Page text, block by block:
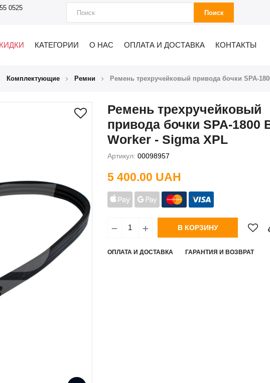
0525
Поиск
КАТЕГОРИИ О НАС ОПЛАТА И ДОСТАВКА КОНТАКТЫ
Комплектующие Ремни Ремень трехручейковый привода бочки SPA-
Ремень трехручейковый
привода бочки SPA-1800
Worker - Sigma XPL
Артикул: 00098957
5 400.00 UAH
В КОРЗИНУ
ОПЛАТА И ДОСТАВКА ГАРАНТИЯ И ВОЗВРАТ